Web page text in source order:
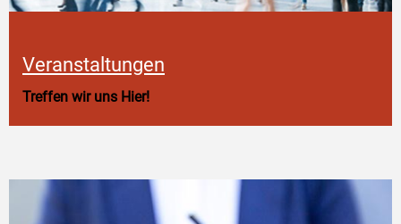
Veranstaltungen
Treffen wir uns Hier!